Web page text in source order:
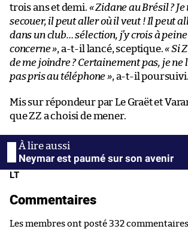
trois ans et demi. « Zidane au Brésil ? Je
secouer, il peut aller où il veut ! Il peut
dans un club… sélection, j’y crois à
concerne », a-t-il lancé, sceptique.« Si
de me joindre ? Certainement pas, je ne
pas pris au téléphone », a-t-il poursuivi.
Mis sur répondeur par Le Graët et
que ZZ a choisi de mener.
Neymar est paumé sur son avenir
LT
Commentaires
Les membres ont posté 332